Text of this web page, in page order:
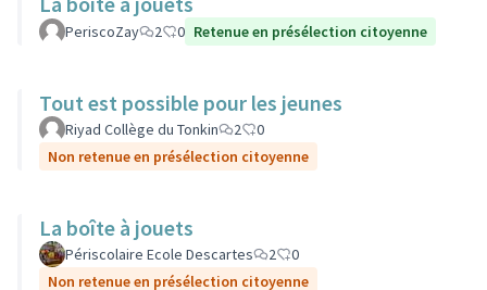
PeriscoZay 2 0 Retenue en présélection citoyenne
Tout est possible pour les jeunes
Riyad Collège du Tonkin 2
0
Non retenue en présélection citoyenne
La boîte à jouets
Périscolaire Ecole Descartes 2
0
Non retenue en présélection citoyenne